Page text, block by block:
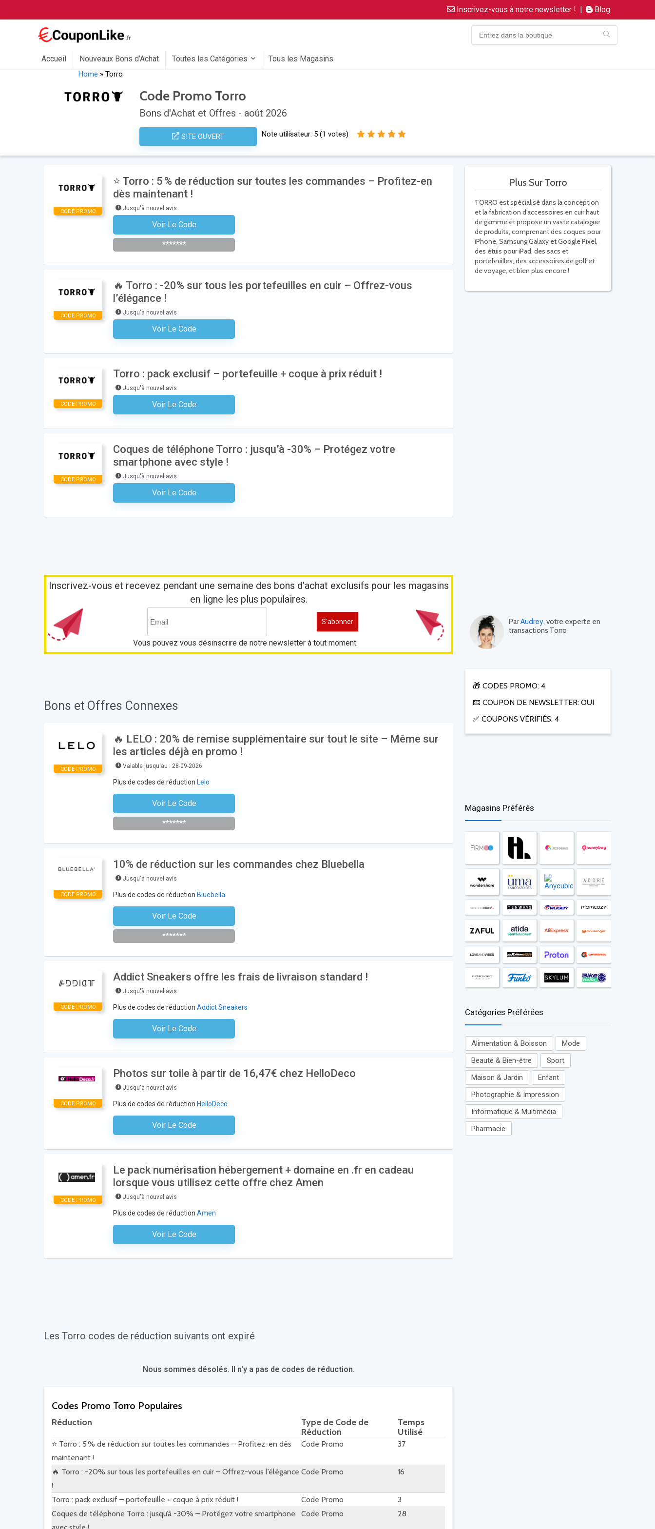
Inscrivez-vous à notre newsletter ! | Blog
Accueil Nouveaux Bons d’Achat Toutes les Catégories Tous les Magasins
Home »Torro
Code Promo Torro
Bons d'Achat et Offres - août 2026
SITE OUVERT Note utilisateur: 5 (1 votes)
Plus Sur Torro
TORRO est spécialisé dans la conception
et la fabrication d'accessoires en cuir haut
de gamme et propose un vaste catalogue
de produits, comprenant des coques pour
iPhone, Samsung Galaxy et Google Pixel,
des étuis pour iPad, des sacs et
portefeuilles, des accessoires de golf et
de voyage, et bien plus encore !
ParAudrey, votre experte en
transactions Torro
🎁 CODES PROMO: 4
📧 COUPON DE NEWSLETTER: OUI
✅ COUPONS VÉRIFIÉS: 4
Magasins Préférés
Catégories Préférées
Alimentation & Boisson
Mode
Beauté & Bien-être
Sport
Maison & Jardin
Enfant
Photographie & Impression
Informatique & Multimédia
Pharmacie
CODE PROMO
⭐ Torro : 5 % de réduction sur toutes les commandes – Profitez-en
dès maintenant !
Jusqu'à nouvel avis
Voir Le Code
Abonnez-Vous À La Newsletter
*******
CODE PROMO
🔥 Torro : -20% sur tous les portefeuilles en cuir – Offrez-vous
l’élégance !
Jusqu'à nouvel avis
Voir Le Code
Aucun Code N'est Nécessaire
CODE PROMO
Torro : pack exclusif – portefeuille + coque à prix réduit !
Jusqu'à nouvel avis
Voir Le Code
Aucun Code N'est Nécessaire
CODE PROMO
Coques de téléphone Torro : jusqu’à -30% – Protégez votre
smartphone avec style !
Jusqu'à nouvel avis
Voir Le Code
Aucun Code N'est Nécessaire
Inscrivez-vous et recevez pendant une semaine des bons d’achat exclusifs pour les magasins
en ligne les plus populaires.
Vous pouvez vous désinscrire de notre newsletter à tout moment.
Bons et Offres Connexes
CODE PROMO
🔥 LELO : 20% de remise supplémentaire sur tout le site – Même sur
les articles déjà en promo !
Valable jusqu'au : 28-09-2026
Plus de codes de réduction Lelo
Voir Le Code
*******
CODE PROMO
10% de réduction sur les commandes chez Bluebella
Jusqu'à nouvel avis
Plus de codes de réduction Bluebella
Voir Le Code
S'inscrire À La Newsletter
*******
CODE PROMO
Addict Sneakers offre les frais de livraison standard !
Jusqu'à nouvel avis
Plus de codes de réduction Addict Sneakers
Voir Le Code
Aucun Code N'est Nécessaire
CODE PROMO
Photos sur toile à partir de 16,47€ chez HelloDeco
Jusqu'à nouvel avis
Plus de codes de réduction HelloDeco
Voir Le Code
Aucun Code N'est Nécessaire
CODE PROMO
Le pack numérisation hébergement + domaine en .fr en cadeau
lorsque vous utilisez cette offre chez Amen
Jusqu'à nouvel avis
Plus de codes de réduction Amen
Voir Le Code
Aucun Code N'est Nécessaire
Les Torro codes de réduction suivants ont expiré
Nous sommes désolés. Il n'y a pas de codes de réduction.
Codes Promo Torro Populaires
Réduction
Type de Code de
Réduction
Temps
Utilisé
⭐ Torro : 5 % de réduction sur toutes les commandes – Profitez-en dès
maintenant !
Code Promo 37
🔥 Torro : -20% sur tous les portefeuilles en cuir – Offrez-vous l’élégance
!
Code Promo 16
Torro : pack exclusif – portefeuille + coque à prix réduit ! Code Promo
3
Coques de téléphone Torro : jusqu’à -30% – Protégez votre smartphone
Code Promo 28